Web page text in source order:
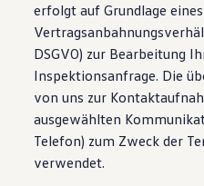
erfolgt auf Grundlage eines
DSGVO) zur Bearbeitung
Inspektionsanfrage. Die
von uns zur
ausgewählten
Telefon) zum Zweck der
verwendet.